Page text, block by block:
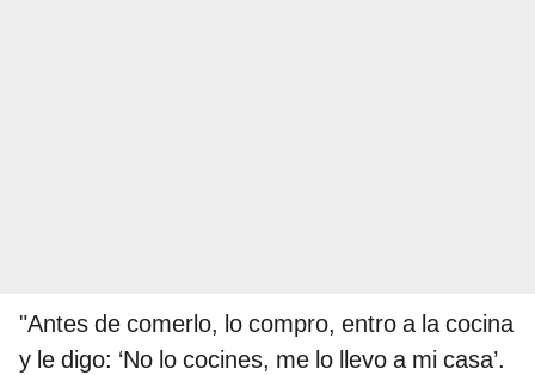
"Antes de comerlo, lo compro, entro a la cocina
y le digo: ‘No lo cocines, me lo llevo a mi casa’.